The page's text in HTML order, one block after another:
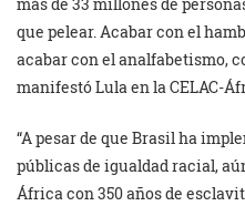
que pelear. Acabar con el
acabar con el analfabetismo,
manifestó Lula en la CELAC-
“A pesar de que Brasil ha
públicas de igualdad racial,
África con 350 años de